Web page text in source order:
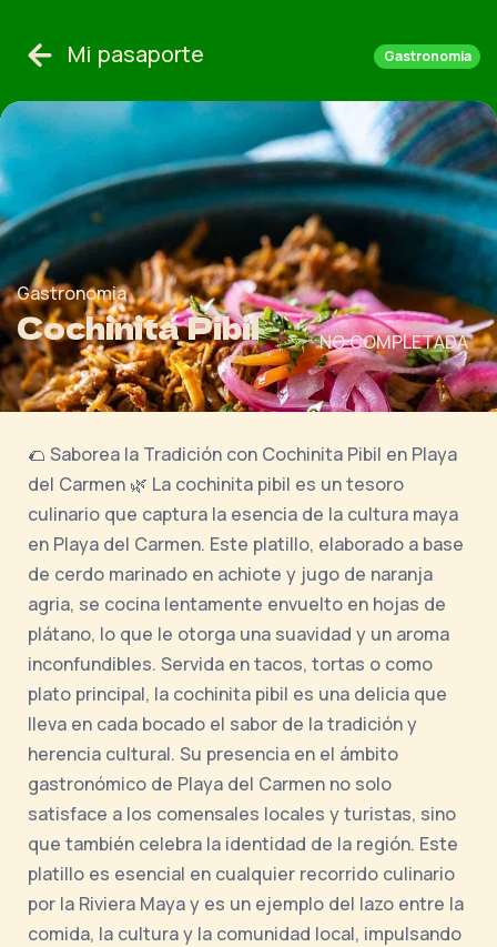
Mi pasaporte Gastronomia
Gastronomia
Cochinita Pibil NO COMPLETADA
🌮 Saborea la Tradición con Cochinita Pibil en Playa
del Carmen 🌿 La cochinita pibil es un tesoro
culinario que captura la esencia de la cultura maya
en Playa del Carmen. Este platillo, elaborado a base
de cerdo marinado en achiote y jugo de naranja
agria, se cocina lentamente envuelto en hojas de
plátano, lo que le otorga una suavidad y un aroma
inconfundibles. Servida en tacos, tortas o como
plato principal, la cochinita pibil es una delicia que
lleva en cada bocado el sabor de la tradición y
herencia cultural. Su presencia en el ámbito
gastronómico de Playa del Carmen no solo
satisface a los comensales locales y turistas, sino
que también celebra la identidad de la región. Este
platillo es esencial en cualquier recorrido culinario
por la Riviera Maya y es un ejemplo del lazo entre la
comida, la cultura y la comunidad local, impulsando